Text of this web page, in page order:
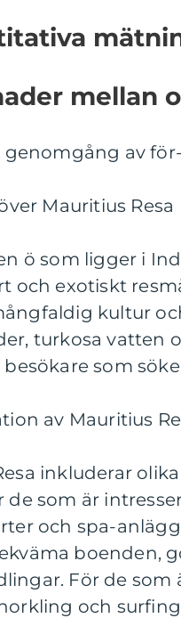
mellan
genomgång av
Mauritius Resa
ö som ligger i
och exotiskt
kultur
turkosa vatten
besökare som
av Mauritius
inkluderar
de som är
och spa-
boenden,
För de
och